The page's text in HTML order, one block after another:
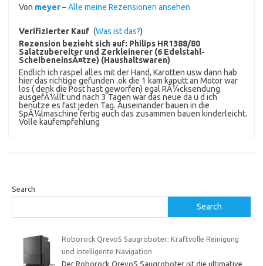
Von meyer–Alle meine Rezensionen ansehen
Verifizierter Kauf (Was ist das?)
Rezension bezieht sich auf: Philips HR1388/80
Salatzubereiter und Zerkleinerer (6 Edelstahl-
ScheibeneinsÃ¤tze) (Haushaltswaren)
Endlich ich raspel alles mit der Hand, Karotten usw dann hab
hier das richtige gefunden .ok die 1 kam kaputt an Motor war
los ( denk die Post hast geworfen) egal RÃ¼cksendung
ausgefÃ¼llt und nach 3 Tagen war das neue da u d ich
benutze es fast jeden Tag. Auseinander bauen in die
SpÃ¼lmaschine fertig auch das zusammen bauen kinderleicht.
Volle kaufempfehlung
Search
Search
Roborock QrevoS Saugroboter: Kraftvolle Reinigung
und intelligente Navigation
Der Roborock QrevoS Saugroboter ist die ultimative